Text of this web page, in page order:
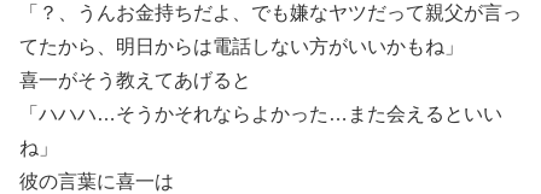
「？、うんお金持ちだよ、でも嫌なヤツだって親父が言っ
てたから、明日からは電話しない方がいいかもね」
喜一がそう教えてあげると
「ハハハ…そうかそれならよかった…また会えるといい
ね」
彼の言葉に喜一は